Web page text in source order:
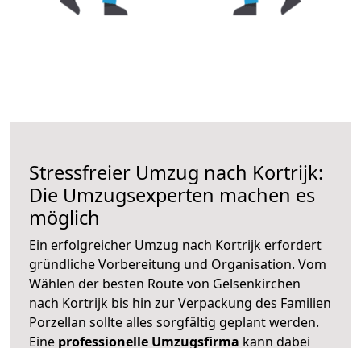
Stressfreier Umzug nach Kortrijk:
Die Umzugsexperten machen es
möglich
Ein erfolgreicher Umzug nach Kortrijk erfordert
gründliche Vorbereitung und Organisation. Vom
Wählen der besten Route von Gelsenkirchen
nach Kortrijk bis hin zur Verpackung des Familien
Porzellan sollte alles sorgfältig geplant werden.
Eine professionelle Umzugsfirma kann dabei